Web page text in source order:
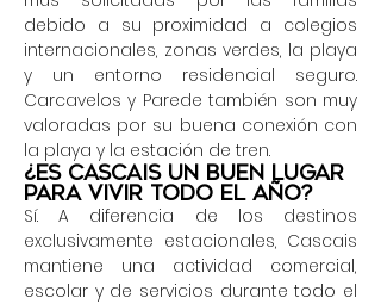
debido a su proximidad a colegios
internacionales, zonas verdes, la playa
y un entorno residencial seguro.
Carcavelos y Parede también son muy
valoradas por su buena conexión con
la playa y la estación de tren.
¿Es Cascais un buen lugar
para vivir todo el año?
Sí. A diferencia de los destinos
exclusivamente estacionales, Cascais
mantiene una actividad comercial,
escolar y de servicios durante todo el